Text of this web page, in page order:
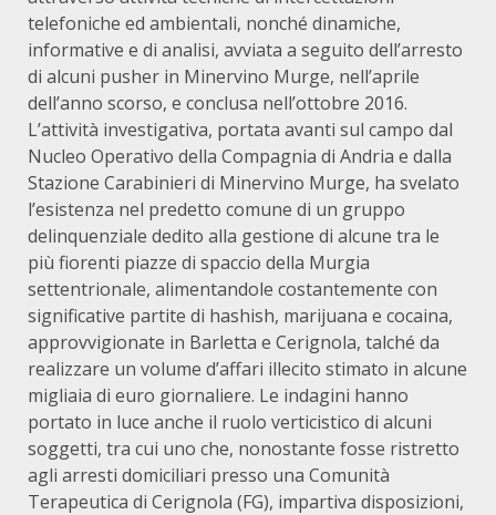
telefoniche ed ambientali, nonché dinamiche,
informative e di analisi, avviata a seguito dell’arresto
di alcuni pusher in Minervino Murge, nell’aprile
dell’anno scorso, e conclusa nell’ottobre 2016.
L’attività investigativa, portata avanti sul campo dal
Nucleo Operativo della Compagnia di Andria e dalla
Stazione Carabinieri di Minervino Murge, ha svelato
l’esistenza nel predetto comune di un gruppo
delinquenziale dedito alla gestione di alcune tra le
più fiorenti piazze di spaccio della Murgia
settentrionale, alimentandole costantemente con
significative partite di hashish, marijuana e cocaina,
approvvigionate in Barletta e Cerignola, talché da
realizzare un volume d’affari illecito stimato in alcune
migliaia di euro giornaliere. Le indagini hanno
portato in luce anche il ruolo verticistico di alcuni
soggetti, tra cui uno che, nonostante fosse ristretto
agli arresti domiciliari presso una Comunità
Terapeutica di Cerignola (FG), impartiva disposizioni,